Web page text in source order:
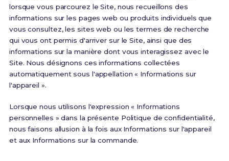
lorsque vous parcourez le Site, nous recueillons des
informations sur les pages web ou produits individuels que
vous consultez, les sites web ou les termes de recherche
qui vous ont permis d'arriver sur le Site, ainsi que des
informations sur la manière dont vous interagissez avec le
Site. Nous désignons ces informations collectées
automatiquement sous l'appellation « Informations sur
l'appareil ».
Lorsque nous utilisons l'expression « Informations
personnelles » dans la présente Politique de confidentialité,
nous faisons allusion à la fois aux Informations sur l'appareil
et aux Informations sur la commande.